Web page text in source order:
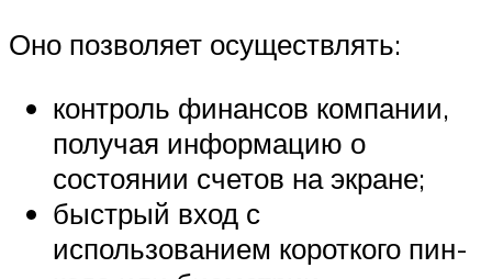
Оно позволяет осуществлять:
контроль финансов компании,
получая информацию о
состоянии счетов на экране;
быстрый вход с
использованием короткого пин-